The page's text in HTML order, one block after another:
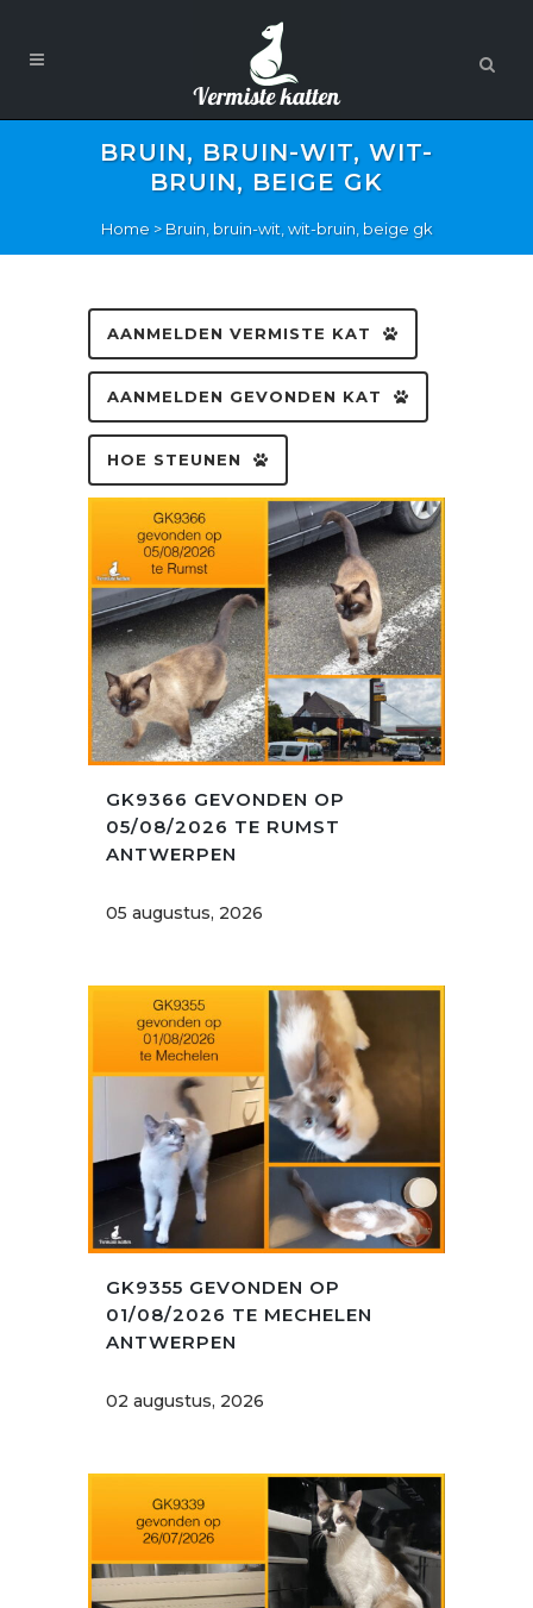
BRUIN, BRUIN-WIT, WIT-
BRUIN, BEIGE GK
Home>Bruin, bruin-wit, wit-bruin, beige gk
AANMELDEN VERMISTE KAT
AANMELDEN GEVONDEN KAT
HOE STEUNEN
GK9366 GEVONDEN OP
05/08/2026 TE RUMST
ANTWERPEN
05 augustus, 2026
GK9355 GEVONDEN OP
01/08/2026 TE MECHELEN
ANTWERPEN
02 augustus, 2026